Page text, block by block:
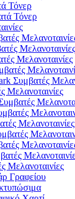
Τόνερ
Τόνερ
Μελανοταινίες
Μελανοταινίες
Συμβατές
Μελανοταινίες
Μελανοταινίες
Μελανοταινίες
Γραφείου